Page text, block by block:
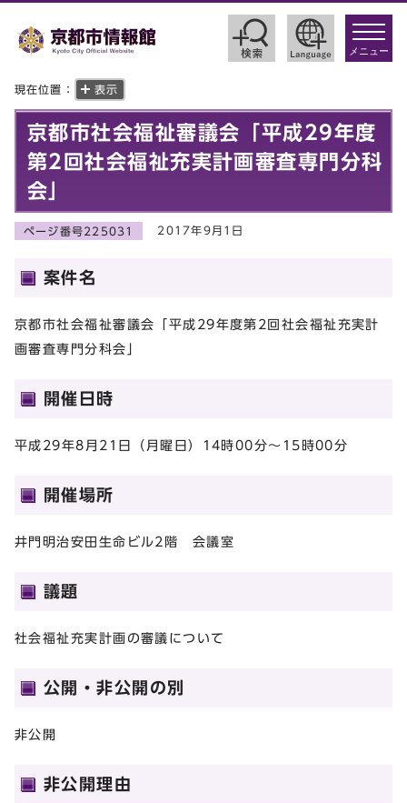
toggle
メニュー
現在位置： 表示
京都市社会福祉審議会「平成29年度
第2回社会福祉充実計画審査専門分科
会」
ページ番号225031 2017年9月1日
案件名
京都市社会福祉審議会「平成29年度第2回社会福祉充実計
画審査専門分科会」
開催日時
平成29年8月21日（月曜日）14時00分～15時00分
開催場所
井門明治安田生命ビル2階 会議室
議題
社会福祉充実計画の審議について
公開・非公開の別
非公開
非公開理由